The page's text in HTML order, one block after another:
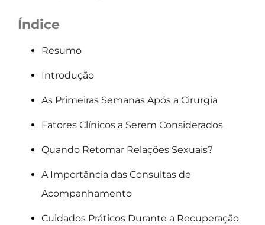
Índice
Resumo
Introdução
As Primeiras Semanas Após a Cirurgia
Fatores Clínicos a Serem Considerados
Quando Retomar Relações Sexuais?
A Importância das Consultas de
Acompanhamento
Cuidados Práticos Durante a Recuperação